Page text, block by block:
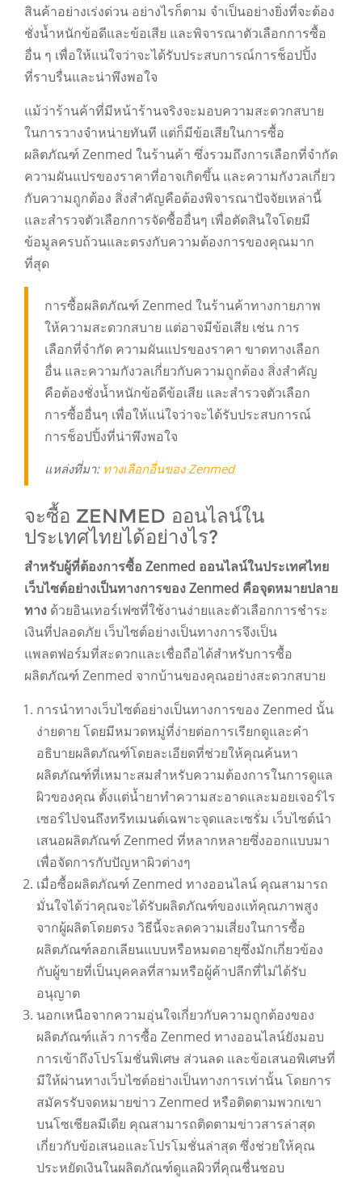
สินค้าอย่างเร่งด่วน อย่างไรก็ตาม จำเป็นอย่างยิ่งที่จะต้อง
ชั่งน้ำหนักข้อดีและข้อเสีย และพิจารณาตัวเลือกการซื้อ
อื่น ๆ เพื่อให้แน่ใจว่าจะได้รับประสบการณ์การช็อปปิ้ง
ที่ราบรื่นและน่าพึงพอใจ
แม้ว่าร้านค้าที่มีหน้าร้านจริงจะมอบความสะดวกสบาย
ในการวางจำหน่ายทันที แต่ก็มีข้อเสียในการซื้อ
ผลิตภัณฑ์ Zenmed ในร้านค้า ซึ่งรวมถึงการเลือกที่จำกัด
ความผันแปรของราคาที่อาจเกิดขึ้น และความกังวลเกี่ยว
กับความถูกต้อง สิ่งสำคัญคือต้องพิจารณาปัจจัยเหล่านี้
และสำรวจตัวเลือกการจัดซื้ออื่นๆ เพื่อตัดสินใจโดยมี
ข้อมูลครบถ้วนและตรงกับความต้องการของคุณมาก
ที่สุด
การซื้อผลิตภัณฑ์ Zenmed ในร้านค้าทางกายภาพ
ให้ความสะดวกสบาย แต่อาจมีข้อเสีย เช่น การ
เลือกที่จำกัด ความผันแปรของราคา ขาดทางเลือก
อื่น และความกังวลเกี่ยวกับความถูกต้อง สิ่งสำคัญ
คือต้องชั่งน้ำหนักข้อดีข้อเสีย และสำรวจตัวเลือก
การซื้ออื่นๆ เพื่อให้แน่ใจว่าจะได้รับประสบการณ์
การช็อปปิ้งที่น่าพึงพอใจ
แหล่งที่มา: ทางเลือกอื่นของ Zenmed
จะซื้อ ZENMED ออนไลน์ใน
ประเทศไทยได้อย่างไร?
สำหรับผู้ที่ต้องการซื้อ Zenmed ออนไลน์ในประเทศไทย
เว็บไซต์อย่างเป็นทางการของ Zenmed คือจุดหมายปลาย
ทาง ด้วยอินเทอร์เฟซที่ใช้งานง่ายและตัวเลือกการชำระ
เงินที่ปลอดภัย เว็บไซต์อย่างเป็นทางการจึงเป็น
แพลตฟอร์มที่สะดวกและเชื่อถือได้สำหรับการซื้อ
ผลิตภัณฑ์ Zenmed จากบ้านของคุณอย่างสะดวกสบาย
การนำทางเว็บไซต์อย่างเป็นทางการของ Zenmed นั้น
ง่ายดาย โดยมีหมวดหมู่ที่ง่ายต่อการเรียกดูและคำ
อธิบายผลิตภัณฑ์โดยละเอียดที่ช่วยให้คุณค้นหา
ผลิตภัณฑ์ที่เหมาะสมสำหรับความต้องการในการดูแล
ผิวของคุณ ตั้งแต่น้ำยาทำความสะอาดและมอยเจอร์ไร
เซอร์ไปจนถึงทรีทเมนต์เฉพาะจุดและเซรั่ม เว็บไซต์นำ
เสนอผลิตภัณฑ์ Zenmed ที่หลากหลายซึ่งออกแบบมา
เพื่อจัดการกับปัญหาผิวต่างๆ
เมื่อซื้อผลิตภัณฑ์ Zenmed ทางออนไลน์ คุณสามารถ
มั่นใจได้ว่าคุณจะได้รับผลิตภัณฑ์ของแท้คุณภาพสูง
จากผู้ผลิตโดยตรง วิธีนี้จะลดความเสี่ยงในการซื้อ
ผลิตภัณฑ์ลอกเลียนแบบหรือหมดอายุซึ่งมักเกี่ยวข้อง
กับผู้ขายที่เป็นบุคคลที่สามหรือผู้ค้าปลีกที่ไม่ได้รับ
อนุญาต
นอกเหนือจากความอุ่นใจเกี่ยวกับความถูกต้องของ
ผลิตภัณฑ์แล้ว การซื้อ Zenmed ทางออนไลน์ยังมอบ
การเข้าถึงโปรโมชั่นพิเศษ ส่วนลด และข้อเสนอพิเศษที่
มีให้ผ่านทางเว็บไซต์อย่างเป็นทางการเท่านั้น โดยการ
สมัครรับจดหมายข่าว Zenmed หรือติดตามพวกเขา
บนโซเชียลมีเดีย คุณสามารถติดตามข่าวสารล่าสุด
เกี่ยวกับข้อเสนอและโปรโมชั่นล่าสุด ซึ่งช่วยให้คุณ
ประหยัดเงินในผลิตภัณฑ์ดูแลผิวที่คุณชื่นชอบ